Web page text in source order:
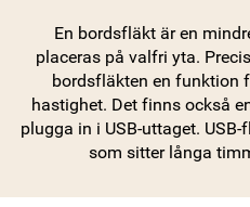
En bordsfläkt är en
placeras på valfri yta.
bordsfläkten en funktion
hastighet. Det finns också
plugga in i USB-uttaget.
som sitter långa